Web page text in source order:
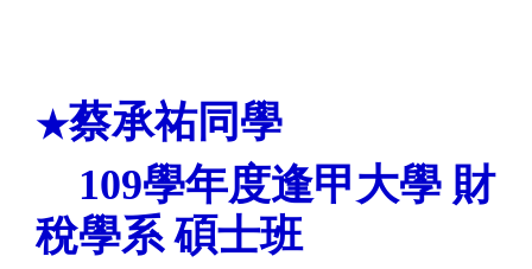
★蔡承祐同學
109學年度逢甲大學 財
稅學系 碩士班